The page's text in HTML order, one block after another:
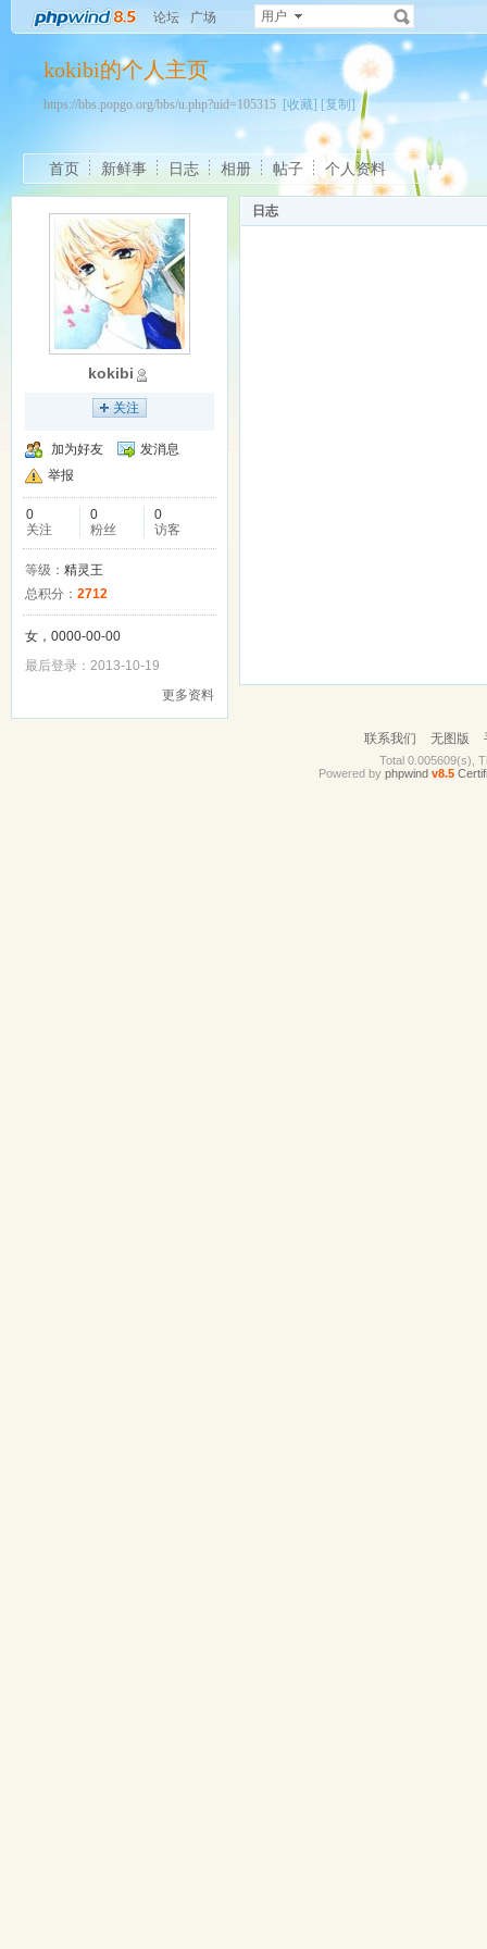
论坛 广场 用户
kokibi的个人主页
https://bbs.popgo.org/bbs/u.php?uid=105315 [收藏] [复制]
首页 新鲜事 日志 相册 帖子 个人资料
kokibi
关注
加为好友
发消息
举报
0
关注
0
粉丝
0
访客
等级： 精灵王
总积分： 2712
女，0000-00-00
最后登录：2013-10-19
更多资料
日志
联系我们 无图版
Total 0.005609(s),
Powered by phpwind v8.5